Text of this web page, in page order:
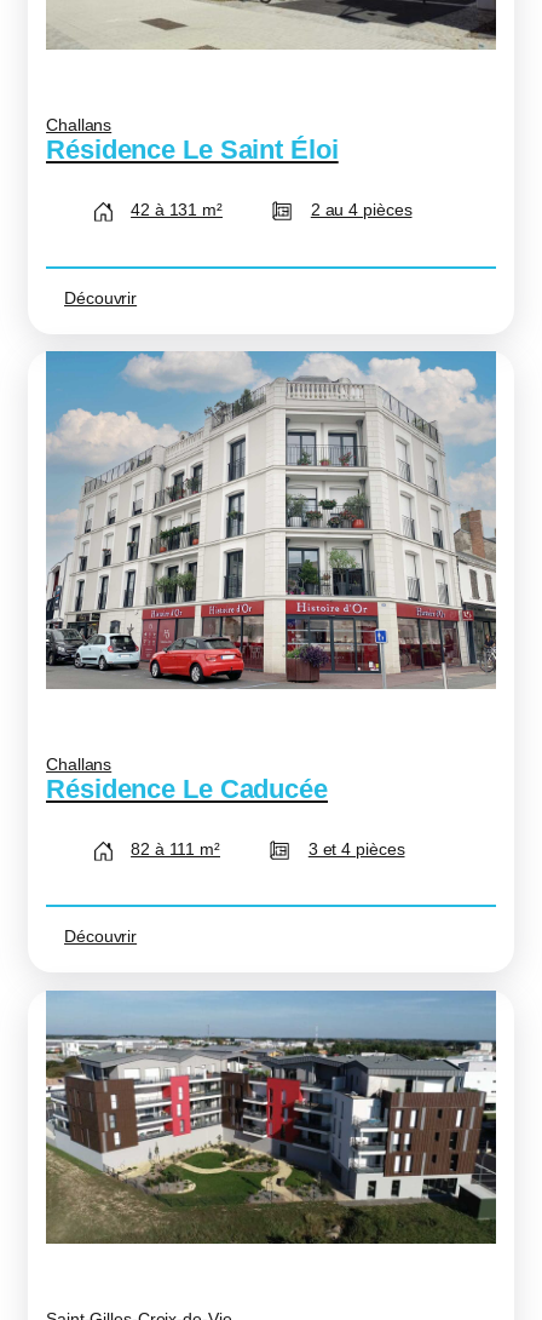
Challans
Résidence Le Saint Éloi
42 à 131 m² 2 au 4 pièces
Découvrir
Challans
Résidence Le Caducée
82 à 111 m² 3 et 4 pièces
Découvrir